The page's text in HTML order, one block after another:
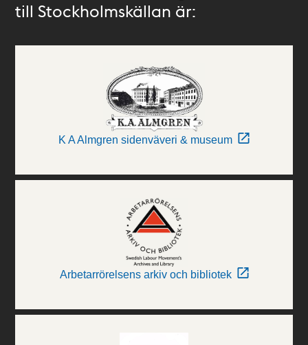
till Stockholmskällan är:
K A Almgren sidenväveri & museum
Arbetarrörelsens arkiv och bibliotek